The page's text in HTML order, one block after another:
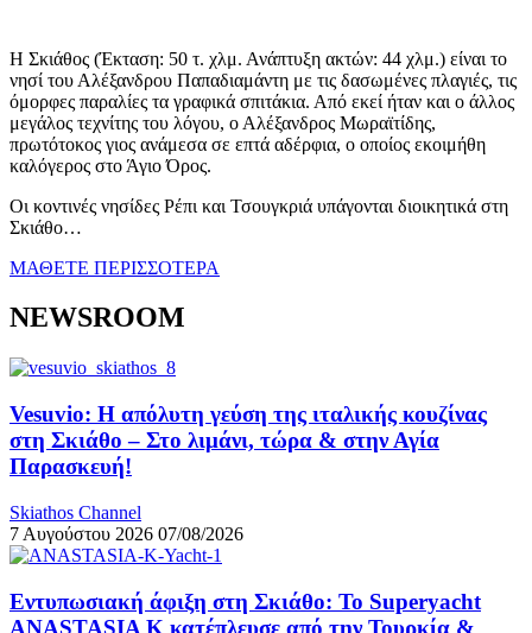
Η Σκιάθος (Έκταση: 50 τ. χλμ. Ανάπτυξη ακτών: 44 χλμ.) είναι το
νησί του Αλέξανδρου Παπαδιαμάντη με τις δασωμένες πλαγιές, τις
όμορφες παραλίες τα γραφικά σπιτάκια. Από εκεί ήταν και ο άλλος
μεγάλος τεχνίτης του λόγου, ο Αλέξανδρος Μωραϊτίδης,
πρωτότοκος γιος ανάμεσα σε επτά αδέρφια, ο οποίος εκοιμήθη
καλόγερος στο Άγιο Όρος.
Οι κοντινές νησίδες Ρέπι και Τσουγκριά υπάγονται διοικητικά στη
Σκιάθο…
ΜΑΘΕΤΕ ΠΕΡΙΣΣΟΤΕΡΑ
NEWSROOM
Vesuvio: Η απόλυτη γεύση της ιταλικής κουζίνας
στη Σκιάθο – Στο λιμάνι, τώρα & στην Αγία
Παρασκευή!
Skiathos Channel
7 Αυγούστου 2026 07/08/2026
Εντυπωσιακή άφιξη στη Σκιάθο: Το Superyacht
ANASTASIA K κατέπλευσε από την Τουρκία &